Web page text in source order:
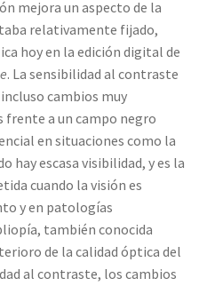
mejora un aspecto de la
relativamente fijado,
hoy en la edición digital de
. La sensibilidad al contraste
cambios muy
frente a un campo negro
en situaciones como la
hay escasa visibilidad, y es la
cuando la visión es
y en patologías
también conocida
de la calidad óptica del
al contraste, los cambios